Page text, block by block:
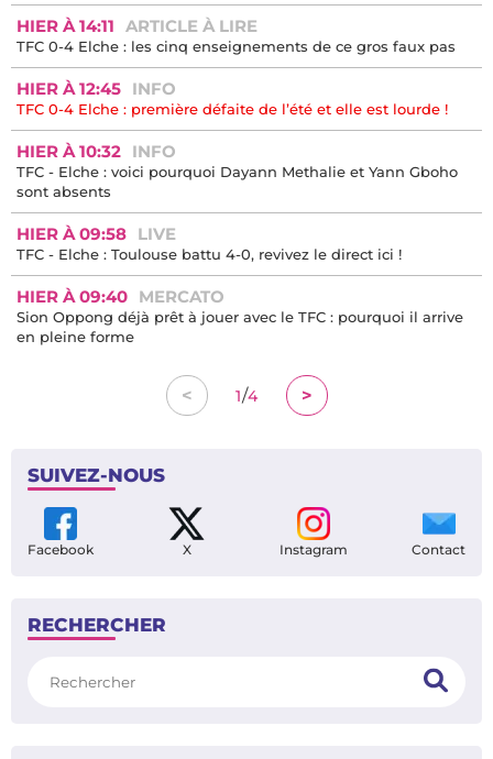
HIER À 14:11 ARTICLE À LIRE
TFC 0-4 Elche : les cinq enseignements de ce gros faux pas
HIER À 12:45 INFO
TFC 0-4 Elche : première défaite de l’été et elle est lourde !
HIER À 10:32 INFO
TFC - Elche : voici pourquoi Dayann Methalie et Yann Gboho
sont absents
HIER À 09:58 LIVE
TFC - Elche : Toulouse battu 4-0, revivez le direct ici !
HIER À 09:40 MERCATO
Sion Oppong déjà prêt à jouer avec le TFC : pourquoi il arrive
en pleine forme
< 1/4 >
SUIVEZ-NOUS
Facebook X Instagram Contact
RECHERCHER